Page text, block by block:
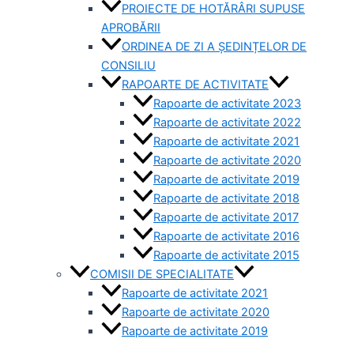
PROIECTE DE HOTĂRÂRI SUPUSE
APROBĂRII
ORDINEA DE ZI A ȘEDINȚELOR DE
CONSILIU
RAPOARTE DE ACTIVITATE
Rapoarte de activitate 2023
Rapoarte de activitate 2022
Rapoarte de activitate 2021
Rapoarte de activitate 2020
Rapoarte de activitate 2019
Rapoarte de activitate 2018
Rapoarte de activitate 2017
Rapoarte de activitate 2016
Rapoarte de activitate 2015
COMISII DE SPECIALITATE
Rapoarte de activitate 2021
Rapoarte de activitate 2020
Rapoarte de activitate 2019